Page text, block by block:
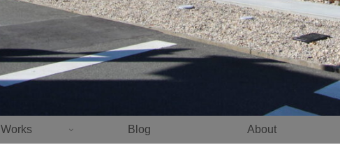
Works Blog About